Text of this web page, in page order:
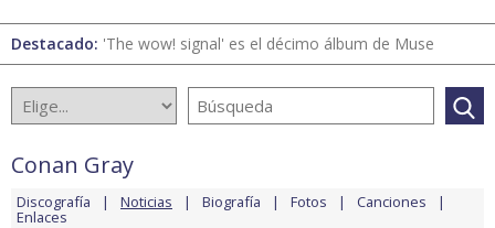
Destacado: 'The wow! signal' es el décimo álbum de Muse
Conan Gray
Discografía Noticias Biografía Fotos Canciones
Enlaces